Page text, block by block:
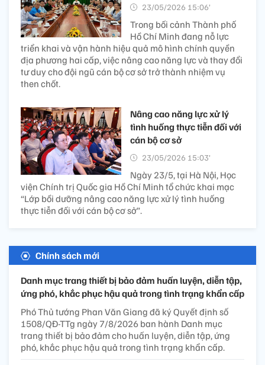
23/05/2026 15:06’
Trong bối cảnh Thành phố
Hồ Chí Minh đang nỗ lực
triển khai và vận hành hiệu quả mô hình chính quyền
địa phương hai cấp, việc nâng cao năng lực và thay đổi
tư duy cho đội ngũ cán bộ cơ sở trở thành nhiệm vụ
then chốt.
Nâng cao năng lực xử lý
tình huống thực tiễn đối với
cán bộ cơ sở
23/05/2026 15:03’
Ngày 23/5, tại Hà Nội, Học
viện Chính trị Quốc gia Hồ Chí Minh tổ chức khai mạc
“Lớp bồi dưỡng nâng cao năng lực xử lý tình huống
thực tiễn đối với cán bộ cơ sở”.
Chính sách mới
Danh mục trang thiết bị bảo đảm huấn luyện, diễn tập,
ứng phó, khắc phục hậu quả trong tình trạng khẩn cấp
Phó Thủ tướng Phan Văn Giang đã ký Quyết định số
1508/QĐ-TTg ngày 7/8/2026 ban hành Danh mục
trang thiết bị bảo đảm cho huấn luyện, diễn tập, ứng
phó, khắc phục hậu quả trong tình trạng khẩn cấp.